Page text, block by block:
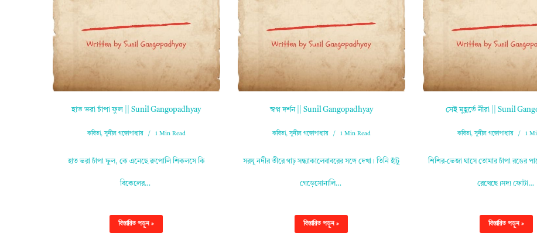
হাত ভরা চাঁপা ফুল || Sunil Gangopadhyay
কবিতা,সুনীল গঙ্গোপাধ্যায় 1 Min Read
হাত ভরা চাঁপা ফুল, কে এনেছে রুপোলি শিকলসে কি
বিকেলের…
বিস্তারিত পড়ুন »
স্বপ্ন দর্শন || Sunil Gangopadhyay
কবিতা,সুনীল গঙ্গোপাধ্যায় 1 Min Read
সরযূ নদীর তীরে গাঢ় সন্ধ্যাকালেবাবরের সঙ্গে দেখা। তিনি হাঁটু
গেড়েসোনালি…
বিস্তারিত পড়ুন »
সেই মুহূর্তে নীরা || Sunil
কবিতা,সুনীল গঙ্গোপাধ্যায় 1
শিশির-ভেজা ঘাসে তোমার চাঁপা রঙের
রেখেছে।সদ্য ফোটা…
বিস্তারিত পড়ুন »